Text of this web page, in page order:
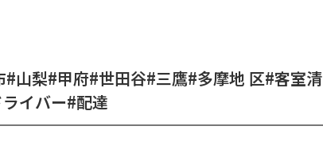
山梨#甲府#世田谷#三鷹#多摩地 区#客室清
イバー#配達